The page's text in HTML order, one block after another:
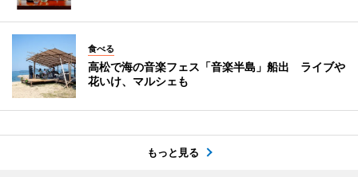
食べる
高松で海の音楽フェス「音楽半島」船出 ライブや
花いけ、マルシェも
もっと見る